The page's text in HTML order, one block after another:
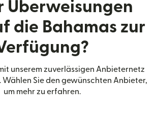
Überweisungen
die Bahamas zur
unserem zuverlässigen Anbieternetz
Wählen Sie den gewünschten Anbieter,
um mehr zu erfahren.